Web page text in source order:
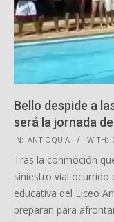
Bello despide a
será la jornada
2025-
12-
16
IN: ANTIOQUIA WITH:
Tras la conmoción
siniestro vial ocurrido
educativa del Liceo
preparan para